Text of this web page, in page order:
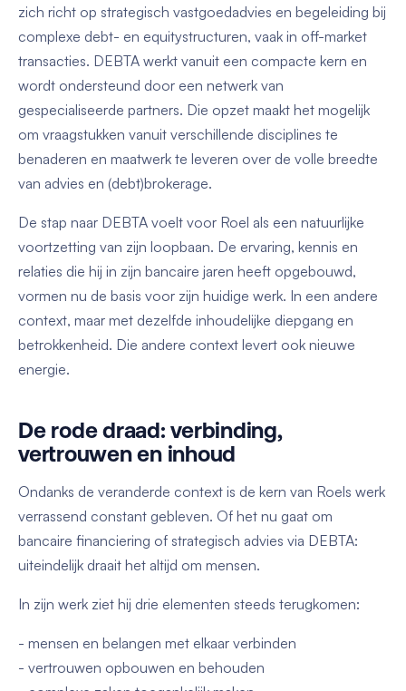
zich richt op strategisch vastgoedadvies en begeleiding bij
complexe debt- en equitystructuren, vaak in off-market
transacties. DEBTA werkt vanuit een compacte kern en
wordt ondersteund door een netwerk van
gespecialiseerde partners. Die opzet maakt het mogelijk
om vraagstukken vanuit verschillende disciplines te
benaderen en maatwerk te leveren over de volle breedte
van advies en (debt)brokerage.
De stap naar DEBTA voelt voor Roel als een natuurlijke
voortzetting van zijn loopbaan. De ervaring, kennis en
relaties die hij in zijn bancaire jaren heeft opgebouwd,
vormen nu de basis voor zijn huidige werk. In een andere
context, maar met dezelfde inhoudelijke diepgang en
betrokkenheid. Die andere context levert ook nieuwe
energie.
De rode draad: verbinding,
vertrouwen en inhoud
Ondanks de veranderde context is de kern van Roels werk
verrassend constant gebleven. Of het nu gaat om
bancaire financiering of strategisch advies via DEBTA:
uiteindelijk draait het altijd om mensen.
In zijn werk ziet hij drie elementen steeds terugkomen:
- mensen en belangen met elkaar verbinden
- vertrouwen opbouwen en behouden